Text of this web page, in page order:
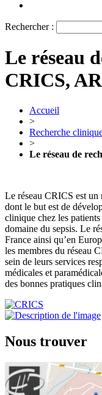
Rechercher :
Le réseau
CRICS,
Accueil
>
Recherche
>
Le réseau de
Le réseau CRICS est un
dont le but est de
clinique chez les
domaine du sepsis. Le
France ainsi qu’en
les membres du réseau
sein de leurs services
médicales et
des bonnes pratiques
Nous trouver